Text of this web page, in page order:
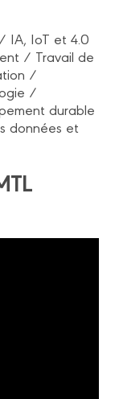
IA, IoT et 4.0
/ Travail de
/
/
durable
données et